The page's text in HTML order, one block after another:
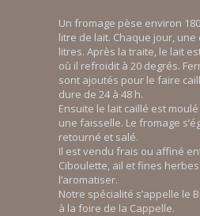
Un fromage pèse environ
litre de lait. Chaque jour, une
litres. Après la traite, le lait
où il refroidit à 20 degrés.
sont ajoutés pour le faire
dure de 24 à 48 h.
Ensuite le lait caillé est
une faisselle. Le fromage
retourné et salé.
Il est vendu frais ou affiné
Ciboulette, ail et fines
l’aromatiser.
Notre spécialité s’appelle le
à la foire de la Cappelle.